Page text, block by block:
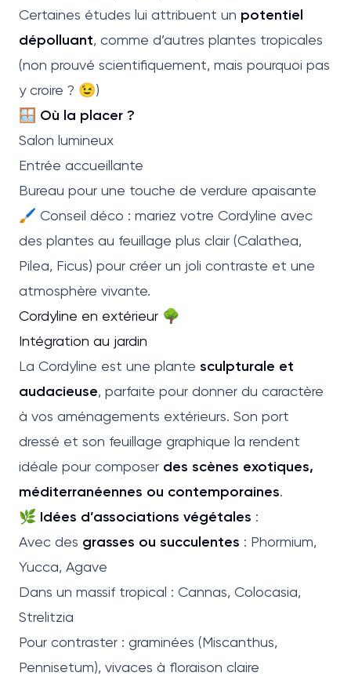
Certaines études lui attribuent un potentiel
dépolluant, comme d’autres plantes tropicales
(non prouvé scientifiquement, mais pourquoi pas
y croire ? 😉)
🪟 Où la placer ?
Salon lumineux
Entrée accueillante
Bureau pour une touche de verdure apaisante
🖌️ Conseil déco : mariez votre Cordyline avec
des plantes au feuillage plus clair (Calathea,
Pilea, Ficus) pour créer un joli contraste et une
atmosphère vivante.
Cordyline en extérieur 🌳
Intégration au jardin
La Cordyline est une plante sculpturale et
audacieuse, parfaite pour donner du caractère
à vos aménagements extérieurs. Son port
dressé et son feuillage graphique la rendent
idéale pour composer des scènes exotiques,
méditerranéennes ou contemporaines.
🌿 Idées d’associations végétales :
Avec des grasses ou succulentes : Phormium,
Yucca, Agave
Dans un massif tropical : Cannas, Colocasia,
Strelitzia
Pour contraster : graminées (Miscanthus,
Pennisetum), vivaces à floraison claire